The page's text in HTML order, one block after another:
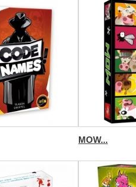
MOW...